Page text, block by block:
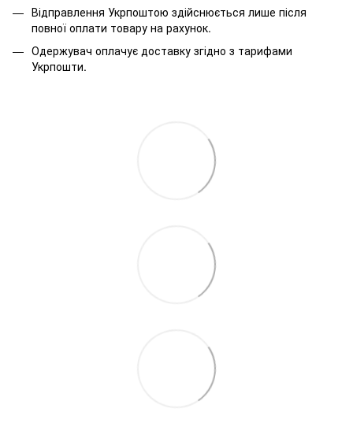
Відправлення Укрпоштою здійснюється лише після
повної оплати товару на рахунок.
Одержувач оплачує доставку згідно з тарифами
Укрпошти.